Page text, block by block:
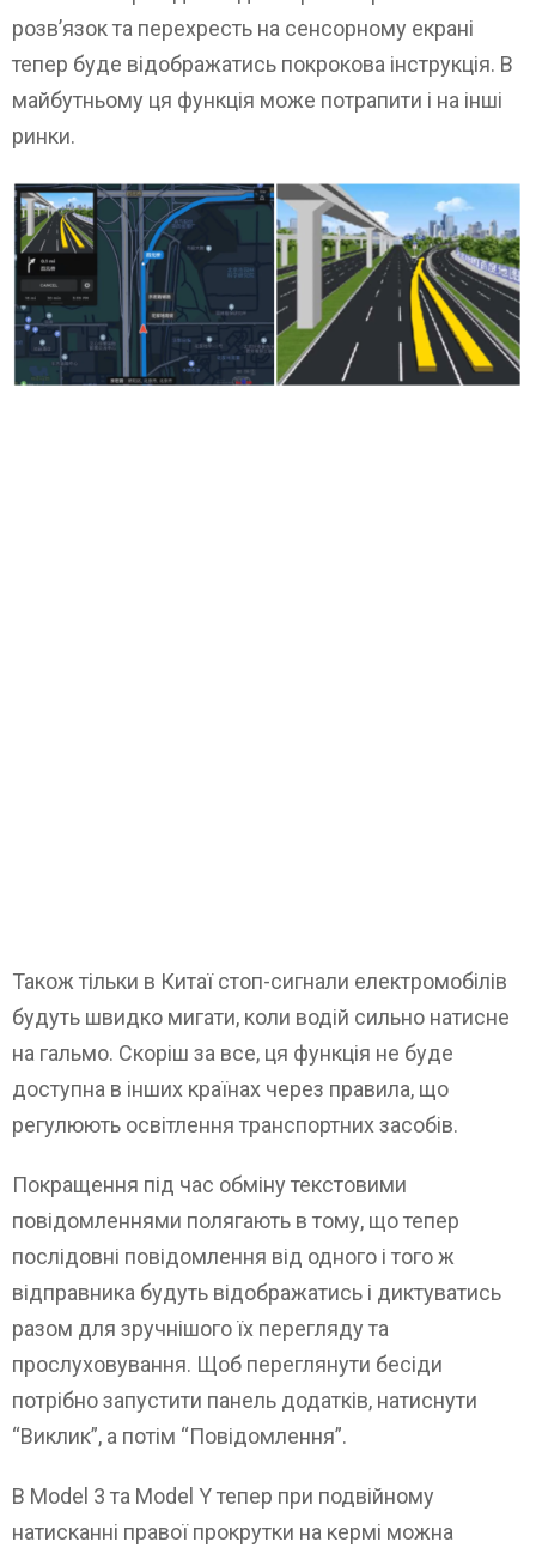
розв’язок та перехресть на сенсорному екрані
тепер буде відображатись покрокова інструкція. В
майбутньому ця функція може потрапити і на інші
ринки.
Також тільки в Китаї стоп-сигнали електромобілів
будуть швидко мигати, коли водій сильно натисне
на гальмо. Скоріш за все, ця функція не буде
доступна в інших країнах через правила, що
регулюють освітлення транспортних засобів.
Покращення під час обміну текстовими
повідомленнями полягають в тому, що тепер
послідовні повідомлення від одного і того ж
відправника будуть відображатись і диктуватись
разом для зручнішого їх перегляду та
прослуховування. Щоб переглянути бесіди
потрібно запустити панель додатків, натиснути
“Виклик”, а потім “Повідомлення”.
В Model 3 та Model Y тепер при подвійному
натисканні правої прокрутки на кермі можна